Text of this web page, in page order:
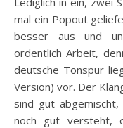
mal ein Popout
besser aus und
ordentlich Arbeit,
deutsche Tonspur
Version) vor. Der
sind gut
noch gut versteht,